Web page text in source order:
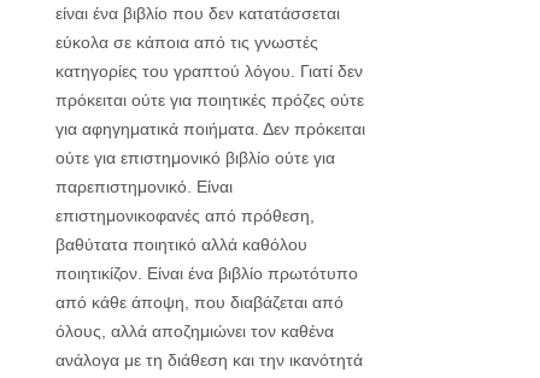
είναι ένα βιβλίο που δεν κατατάσσεται
εύκολα σε κάποια από τις γνωστές
κατηγορίες του γραπτού λόγου. Γιατί δεν
πρόκειται ούτε για ποιητικές πρόζες ούτε
για αφηγηματικά ποιήματα. Δεν πρόκειται
ούτε για επιστημονικό βιβλίο ούτε για
παρεπιστημονικό. Είναι
επιστημονικοφανές από πρόθεση,
βαθύτατα ποιητικό αλλά καθόλου
ποιητικίζον. Είναι ένα βιβλίο πρωτότυπο
από κάθε άποψη, που διαβάζεται από
όλους, αλλά αποζημιώνει τον καθένα
ανάλογα με τη διάθεση και την ικανότητά